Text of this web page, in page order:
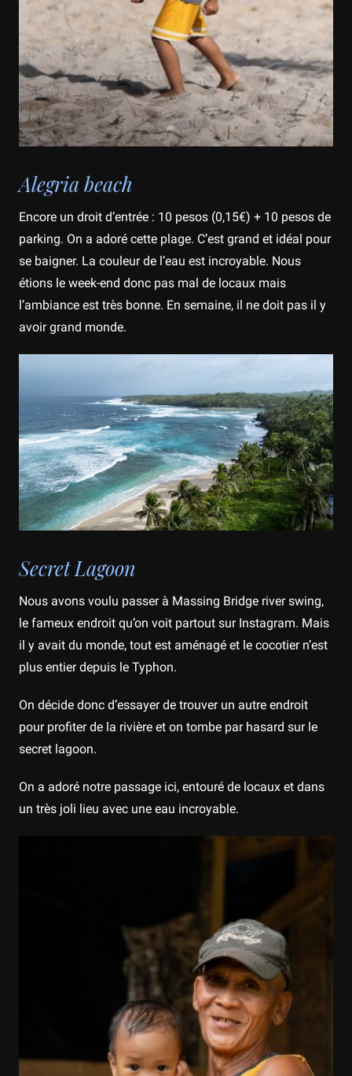
Alegria beach
Encore un droit d’entrée : 10 pesos (0,15€) + 10 pesos de
parking. On a adoré cette plage. C’est grand et idéal pour
se baigner. La couleur de l’eau est incroyable. Nous
étions le week-end donc pas mal de locaux mais
l’ambiance est très bonne. En semaine, il ne doit pas il y
avoir grand monde.
Secret Lagoon
Nous avons voulu passer à Massing Bridge river swing,
le fameux endroit qu’on voit partout sur Instagram. Mais
il y avait du monde, tout est aménagé et le cocotier n’est
plus entier depuis le Typhon.
On décide donc d’essayer de trouver un autre endroit
pour profiter de la rivière et on tombe par hasard sur le
secret lagoon.
On a adoré notre passage ici, entouré de locaux et dans
un très joli lieu avec une eau incroyable.